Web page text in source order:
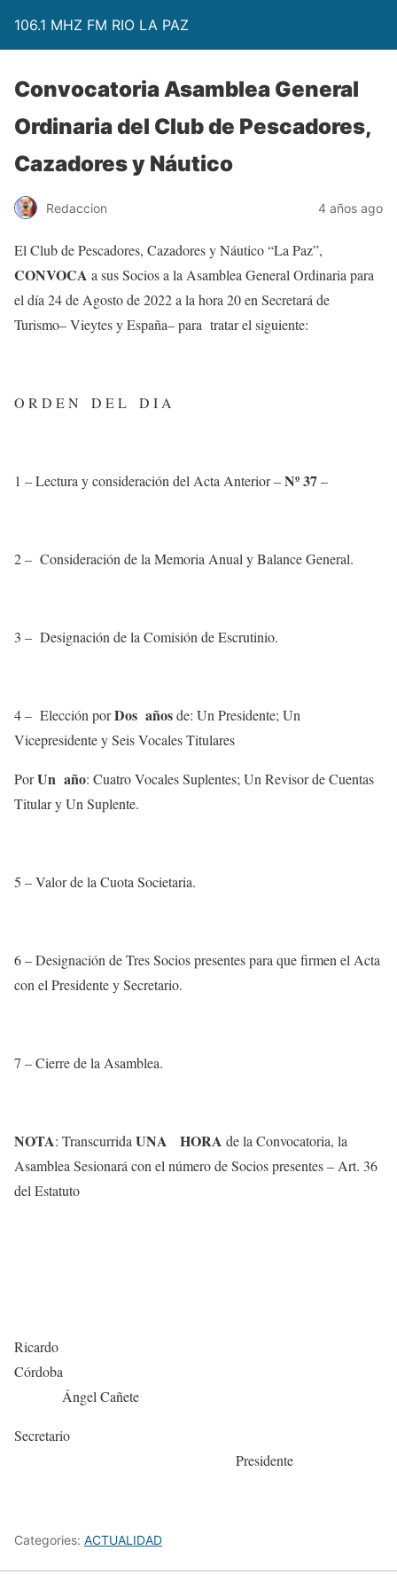
106.1 MHZ FM RIO LA PAZ
Convocatoria Asamblea General
Ordinaria del Club de Pescadores,
Cazadores y Náutico
Redaccion 4 años ago
El Club de Pescadores, Cazadores y Náutico “La Paz”,
CONVOCA a sus Socios a la Asamblea General Ordinaria para
el día 24 de Agosto de 2022 a la hora 20 en Secretará de
Turismo– Vieytes y España– para tratar el siguiente:
O R D E N D E L D I A
1 – Lectura y consideración del Acta Anterior –Nº 37–
2 – Consideración de la Memoria Anual y Balance General.
3 – Designación de la Comisión de Escrutinio.
4 – Elección porDos añosde: Un Presidente; Un
Vicepresidente y Seis Vocales Titulares
PorUn año: Cuatro Vocales Suplentes; Un Revisor de Cuentas
Titular y Un Suplente.
5 – Valor de la Cuota Societaria.
6 – Designación de Tres Socios presentes para que firmen el Acta
con el Presidente y Secretario.
7 – Cierre de la Asamblea.
NOTA: Transcurrida UNA HORA de la Convocatoria, la
Asamblea Sesionará con el número de Socios presentes – Art. 36
del Estatuto
Ricardo
Córdoba
Ángel Cañete
Secretario
Presidente
Categories: ACTUALIDAD